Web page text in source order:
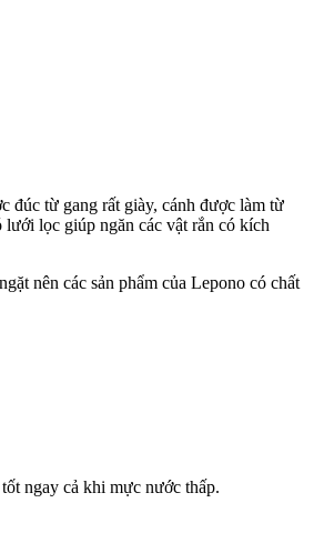
đúc từ gang rất giày, cánh được làm từ
lọc giúp ngăn các vật rắn có kích
nên các sản phẩm của Lepono có chất
ngay cả khi mực nước thấp.